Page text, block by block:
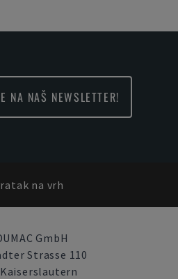
NA NAŠ NEWSLETTER!
na vrh
GmbH
Strasse 110